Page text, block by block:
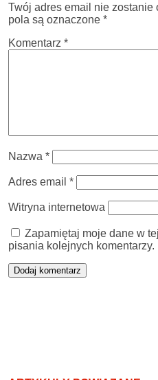
Twój adres email nie zostanie
pola są oznaczone *
Komentarz *
Nazwa *
Adres email *
Witryna internetowa
Zapamiętaj moje dane w
pisania kolejnych komentarzy.